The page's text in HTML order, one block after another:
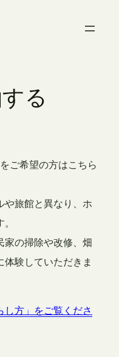
る
ご希望の方はこちら
や旅館と異なり、ホ
家の掃除や改修、畑
験していただきま
方」をご覧くださ